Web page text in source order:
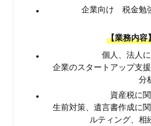
企業向け 税金勉
【業務内容
個人、法人
企業のスタートアップ支
分
資産税に
生前対策、遺言書作成に
ルティング、相